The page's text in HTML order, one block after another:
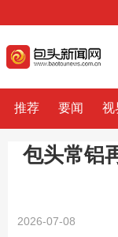
推荐 要闻 视
包头常铝
2026-07-08